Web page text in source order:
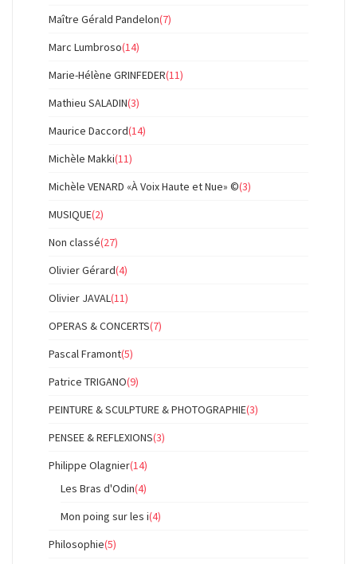
Maître Gérald Pandelon(7)
Marc Lumbroso(14)
Marie-Hélène GRINFEDER(11)
Mathieu SALADIN(3)
Maurice Daccord(14)
Michèle Makki(11)
Michèle VENARD «À Voix Haute et Nue» ©(3)
MUSIQUE(2)
Non classé(27)
Olivier Gérard(4)
Olivier JAVAL(11)
OPERAS & CONCERTS(7)
Pascal Framont(5)
Patrice TRIGANO(9)
PEINTURE & SCULPTURE & PHOTOGRAPHIE(3)
PENSEE & REFLEXIONS(3)
Philippe Olagnier(14)
Les Bras d'Odin(4)
Mon poing sur les i(4)
Philosophie(5)